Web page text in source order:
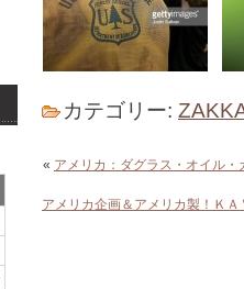
カテゴリー:
« アメリカ：ダグラス・オイル
アメリカ企画＆アメリカ製！Ｋ